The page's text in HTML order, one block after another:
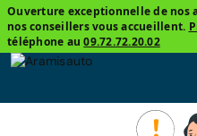
Ouverture exceptionnelle de nos
nos conseillers vous accueillent.
téléphone au09.72.72.20.02